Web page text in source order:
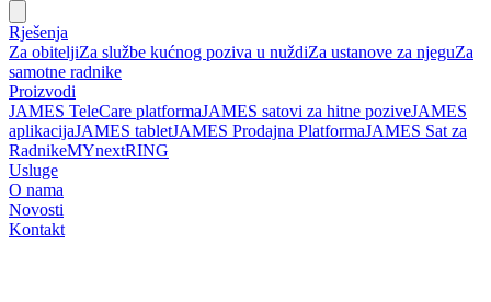
Rješenja
Za obiteljiZa službe kućnog poziva u nuždiZa ustanove za njeguZa
samotne radnike
Proizvodi
JAMES TeleCare platformaJAMES satovi za hitne poziveJAMES
aplikacijaJAMES tabletJAMES Prodajna PlatformaJAMES Sat za
RadnikeMYnextRING
Usluge
O nama
Novosti
Kontakt